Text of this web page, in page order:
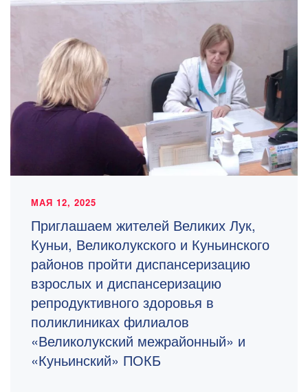
МАЯ 12, 2025
Приглашаем жителей Великих Лук,
Куньи, Великолукского и Куньинского
районов пройти диспансеризацию
взрослых и диспансеризацию
репродуктивного здоровья в
поликлиниках филиалов
«Великолукский межрайонный» и
«Куньинский» ПОКБ